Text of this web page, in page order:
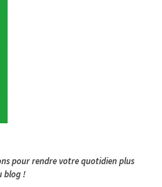
pour rendre votre quotidien plus
blog !